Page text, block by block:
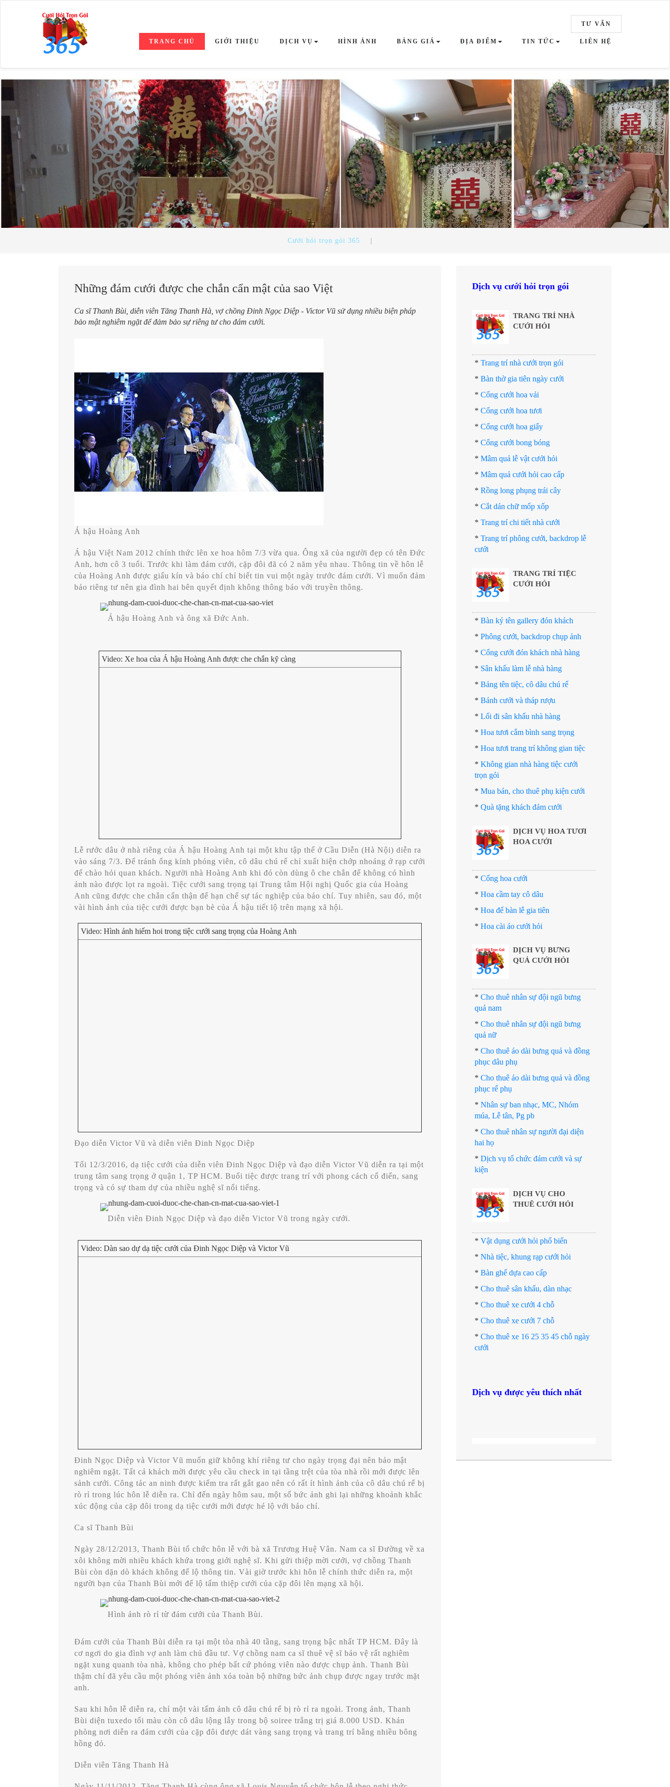
TƯ VẤN
TRANG CHỦ GIỚI THIỆU DỊCH VỤ HÌNH ẢNH BẢNG GIÁ ĐỊA ĐIỂM TIN TỨC LIÊN HỆ
Cưới hỏi trọn gói 365
Những đám cưới được che chắn cẩn mật của sao Việt
Ca sĩ Thanh Bùi, diễn viên Tăng Thanh Hà, vợ chồng Đinh Ngọc Diệp - Victor Vũ sử dụng nhiều biện pháp
bảo mật nghiêm ngặt để đảm bảo sự riêng tư cho đám cưới.
Á hậu Hoàng Anh
Á hậu Việt Nam 2012 chính thức lên xe hoa hôm 7/3 vừa qua. Ông xã của người đẹp có tên Đức
Anh, hơn cô 3 tuổi. Trước khi làm đám cưới, cặp đôi đã có 2 năm yêu nhau. Thông tin về hôn lễ
của Hoàng Anh được giấu kín và báo chí chỉ biết tin vui một ngày trước đám cưới. Vì muốn đảm
bảo riêng tư nên gia đình hai bên quyết định không thông báo với truyền thông.
Á hậu Hoàng Anh và ông xã Đức Anh.
Video: Xe hoa của Á hậu Hoàng Anh được che chắn kỹ càng
Lễ rước dâu ở nhà riêng của Á hậu Hoàng Anh tại một khu tập thể ở Cầu Diễn (Hà Nội) diễn ra
vào sáng 7/3. Để tránh ống kính phóng viên, cô dâu chú rể chỉ xuất hiện chớp nhoáng ở rạp cưới
để chào hỏi quan khách. Người nhà Hoàng Anh khi đó còn dùng ô che chắn để không có hình
ảnh nào được lọt ra ngoài. Tiệc cưới sang trọng tại Trung tâm Hội nghị Quốc gia của Hoàng
Anh cũng được che chắn cẩn thận để hạn chế sự tác nghiệp của báo chí. Tuy nhiên, sau đó, một
vài hình ảnh của tiệc cưới được bạn bè của Á hậu tiết lộ trên mạng xã hội.
Video: Hình ảnh hiếm hoi trong tiệc cưới sang trọng của Hoàng Anh
Đạo diễn Victor Vũ và diễn viên Đinh Ngọc Diệp
Tối 12/3/2016, dạ tiệc cưới của diễn viên Đinh Ngọc Diệp và đạo diễn Victor Vũ diễn ra tại một
trung tâm sang trọng ở quận 1, TP HCM. Buổi tiệc được trang trí với phong cách cổ điển, sang
trọng và có sự tham dự của nhiều nghệ sĩ nổi tiếng.
Diễn viên Đinh Ngọc Diệp và đạo diễn Victor Vũ trong ngày cưới.
Video: Dàn sao dự dạ tiệc cưới của Đinh Ngọc Diệp và Victor Vũ
Đinh Ngọc Diệp và Victor Vũ muốn giữ không khí riêng tư cho ngày trọng đại nên bảo mật
nghiêm ngặt. Tất cả khách mời được yêu cầu check in tại tầng trệt của tòa nhà rồi mới được lên
sảnh cưới. Công tác an ninh được kiểm tra rất gắt gao nên có rất ít hình ảnh của cô dâu chú rể bị
rò rỉ trong lúc hôn lễ diễn ra. Chỉ đến ngày hôm sau, một số bức ảnh ghi lại những khoảnh khắc
xúc động của cặp đôi trong dạ tiệc cưới mới được hé lộ với báo chí.
Ca sĩ Thanh Bùi
Ngày 28/12/2013, Thanh Bùi tổ chức hôn lễ với bà xã Trương Huệ Vân. Nam ca sĩ Đường về xa
xôi không mời nhiều khách khứa trong giới nghệ sĩ. Khi gửi thiệp mời cưới, vợ chồng Thanh
Bùi còn dặn dò khách không để lộ thông tin. Vài giờ trước khi hôn lễ chính thức diễn ra, một
người bạn của Thanh Bùi mới để lộ tấm thiệp cưới của cặp đôi lên mạng xã hội.
Hình ảnh rò rỉ từ đám cưới của Thanh Bùi.
Đám cưới của Thanh Bùi diễn ra tại một tòa nhà 40 tầng, sang trọng bậc nhất TP HCM. Đây là
cơ ngơi do gia đình vợ anh làm chủ đầu tư. Vợ chồng nam ca sĩ thuê vệ sĩ bảo vệ rất nghiêm
ngặt xung quanh tòa nhà, không cho phép bất cứ phóng viên nào được chụp ảnh. Thanh Bùi
thậm chí đã yêu cầu một phóng viên ảnh xóa toàn bộ những bức ảnh chụp được ngay trước mặt
anh.
Sau khi hôn lễ diễn ra, chỉ một vài tấm ảnh cô dâu chú rể bị rò rỉ ra ngoài. Trong ảnh, Thanh
Bùi diện tuxedo tối màu còn cô dâu lộng lẫy trong bộ soiree trắng trị giá 8.000 USD. Khán
phòng nơi diễn ra đám cưới của cặp đôi được dát vàng sang trọng và trang trí bằng nhiều bông
hồng đỏ.
Diễn viên Tăng Thanh Hà
Dịch vụ cưới hỏi trọn gói
TRANG TRÍ NHÀ
CƯỚI HỎI
* Trang trí nhà cưới trọn gói
* Bàn thờ gia tiên ngày cưới
* Cổng cưới hoa vải
* Cổng cưới hoa tươi
* Cổng cưới hoa giấy
* Cổng cưới bong bóng
* Mâm quả lễ vật cưới hỏi
* Mâm quả cưới hỏi cao cấp
* Rồng long phụng trái cây
* Cắt dán chữ mốp xốp
* Trang trí chi tiết nhà cưới
* Trang trí phông cưới, backdrop lễ
cưới
TRANG TRÍ TIỆC
CƯỚI HỎI
* Bàn ký tên gallery đón khách
* Phông cưới, backdrop chụp ảnh
* Cổng cưới đón khách nhà hàng
* Sân khấu làm lễ nhà hàng
* Bảng tên tiệc, cô dâu chú rể
* Bánh cưới và tháp rượu
* Lối đi sân khấu nhà hàng
* Hoa tươi cắm bình sang trọng
* Hoa tươi trang trí không gian tiệc
* Không gian nhà hàng tiệc cưới
trọn gói
* Mua bán, cho thuê phụ kiện cưới
* Quà tặng khách đám cưới
DỊCH VỤ HOA TƯƠI
HOA CƯỚI
* Cổng hoa cưới
* Hoa cầm tay cô dâu
* Hoa để bàn lễ gia tiên
* Hoa cài áo cưới hỏi
DỊCH VỤ BƯNG
QUẢ CƯỚI HỎI
* Cho thuê nhân sự đội ngũ bưng
quả nam
* Cho thuê nhân sự đội ngũ bưng
quả nữ
* Cho thuê áo dài bưng quả và đồng
phục dâu phụ
* Cho thuê áo dài bưng quả và đồng
phục rể phụ
* Nhân sự ban nhạc, MC, Nhóm
múa, Lễ tân, Pg pb
* Cho thuê nhân sự người đại diện
hai họ
* Dịch vụ tổ chức đám cưới và sự
kiện
DỊCH VỤ CHO
THUÊ CƯỚI HỎI
* Vật dụng cưới hỏi phổ biến
* Nhà tiệc, khung rạp cưới hỏi
* Bàn ghế dựa cao cấp
* Cho thuê sân khấu, dàn nhạc
* Cho thuê xe cưới 4 chỗ
* Cho thuê xe cưới 7 chỗ
* Cho thuê xe 16 25 35 45 chỗ ngày
cưới
Dịch vụ được yêu thích nhất